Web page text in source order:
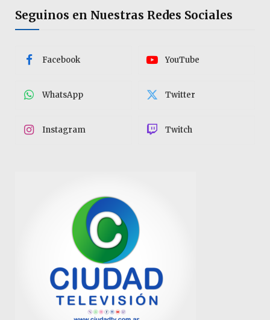
Seguinos en Nuestras Redes Sociales
Facebook YouTube
WhatsApp Twitter
Instagram Twitch